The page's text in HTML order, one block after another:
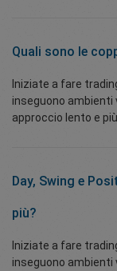
Quali sono le
Iniziate a fare
inseguono
approccio lento e
Day, Swing e
più?
Iniziate a fare
inseguono